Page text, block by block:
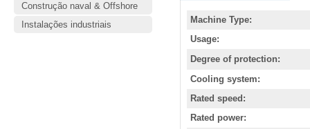
Construção naval & Offshore
Instalações industriais
Machine Type:
Usage:
Degree of protection:
Cooling system:
Rated speed:
Rated power: